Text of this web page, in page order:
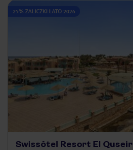
25% ZALICZKI LATO 2026
Swissôtel Resort El Quseir